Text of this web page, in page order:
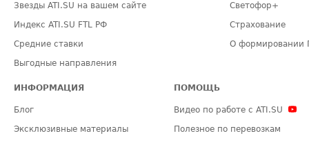
Звезды ATI.SU на вашем сайте
Индекс ATI.SU FTL РФ
Средние ставки
Выгодные направления
Светофор+
Страхование
О формировании
ИНФОРМАЦИЯ
Блог
Эксклюзивные материалы
ПОМОЩЬ
Видео по работе с ATI.SU
Полезное по перевозкам